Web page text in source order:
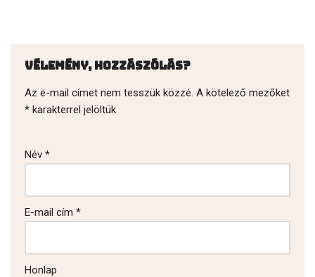
Vélemény, hozzászólás?
Az e-mail címet nem tesszük közzé. A kötelező mezőket
* karakterrel jelöltük
Név *
E-mail cím *
Honlap